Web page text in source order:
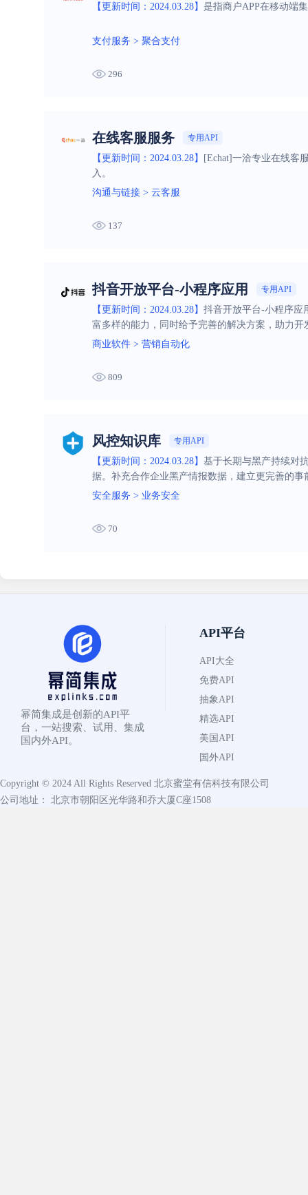
【更新时间：2024.03.28】 是指商户APP在移动端
支付服务 > 聚合支付
296
在线客服服务 专用API
【更新时间：2024.03.28】
[Echat]一洽专业在线客
入。
沟通与链接 > 云客服
137
抖音开放平台-小程序应用 专用API
【更新时间：2024.03.28】 抖音开放平台-小程序应
富多样的能力，同时给予完善的解决方案，助力
商业软件 > 营销自动化
809
风控知识库 专用API
【更新时间：2024.03.28】 基于长期与黑产持续对
据。补充合作企业黑产情报数据，建立更完善的
安全服务 > 业务安全
70
幂简集成是创新的API平
台，一站搜索、试用、集成
国内外API。
API平台
API大全
免费API
抽象API
精选API
美国API
国外API
Copyright © 2024 All Rights Reserved 北京蜜堂有信科技有限公司
公司地址： 北京市朝阳区光华路和乔大厦C座1508